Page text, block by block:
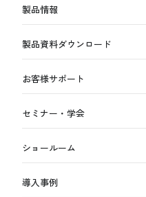
製品情報
製品資料ダウンロード
お客様サポート
セミナー・学会
ショールーム
導入事例